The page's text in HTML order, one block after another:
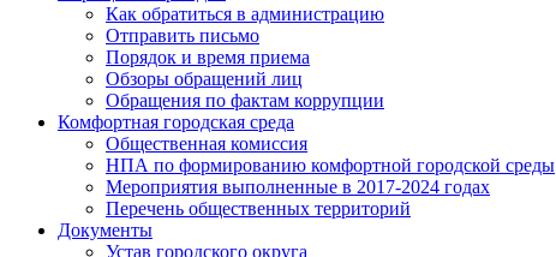
Как обратиться в администрацию
Отправить письмо
Порядок и время приема
Обзоры обращений лиц
Обращения по фактам коррупции
Комфортная городская среда
Общественная комиссия
НПА по формированию комфортной городской среды
Мероприятия выполненные в 2017-2024 годах
Перечень общественных территорий
Документы
Устав городского округа